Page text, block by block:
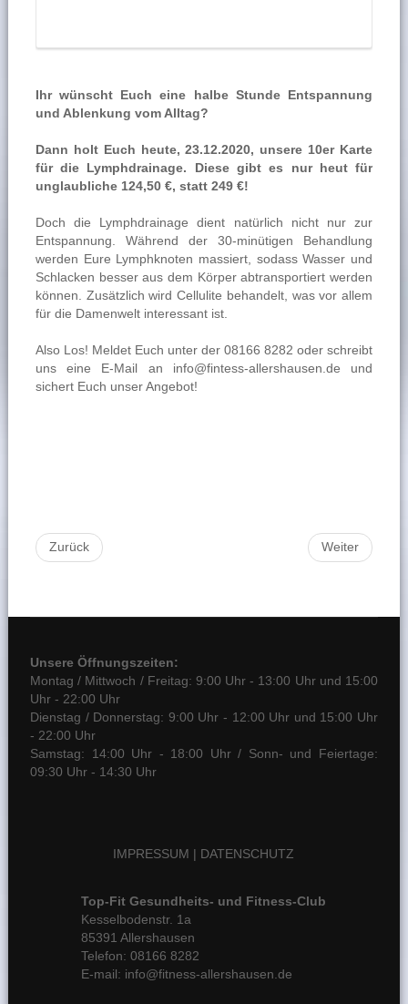
Ihr wünscht Euch eine halbe Stunde Entspannung
und Ablenkung vom Alltag?
Dann holt Euch heute, 23.12.2020, unsere 10er Karte
für die Lymphdrainage. Diese gibt es nur heut für
unglaubliche 124,50 €, statt 249 €!
Doch die Lymphdrainage dient natürlich nicht nur zur
Entspannung. Während der 30-minütigen Behandlung
werden Eure Lymphknoten massiert, sodass Wasser und
Schlacken besser aus dem Körper abtransportiert werden
können. Zusätzlich wird Cellulite behandelt, was vor allem
für die Damenwelt interessant ist.
Also Los! Meldet Euch unter der 08166 8282 oder schreibt
uns eine E-Mail an info@fintess-allershausen.de und
sichert Euch unser Angebot!
Zurück Weiter
Unsere Öffnungszeiten:
Montag / Mittwoch / Freitag: 9:00 Uhr - 13:00 Uhr und 15:00
Uhr - 22:00 Uhr
Dienstag / Donnerstag: 9:00 Uhr - 12:00 Uhr und 15:00 Uhr
- 22:00 Uhr
Samstag: 14:00 Uhr - 18:00 Uhr / Sonn- und Feiertage:
09:30 Uhr - 14:30 Uhr
IMPRESSUM DATENSCHUTZ
Top-Fit Gesundheits- und Fitness-Club
Kesselbodenstr. 1a
85391 Allershausen
Telefon: 08166 8282
E-mail: info@fitness-allershausen.de